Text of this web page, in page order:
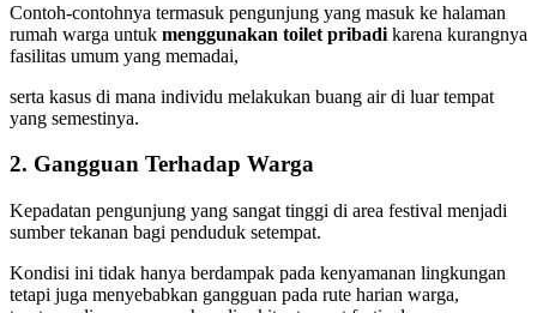
Contoh-contohnya termasuk pengunjung yang masuk ke halaman
rumah warga untuk menggunakan toilet pribadi karena kurangnya
fasilitas umum yang memadai,
serta kasus di mana individu melakukan buang air di luar tempat
yang semestinya.
2. Gangguan Terhadap Warga
Kepadatan pengunjung yang sangat tinggi di area festival menjadi
sumber tekanan bagi penduduk setempat.
Kondisi ini tidak hanya berdampak pada kenyamanan lingkungan
tetapi juga menyebabkan gangguan pada rute harian warga,